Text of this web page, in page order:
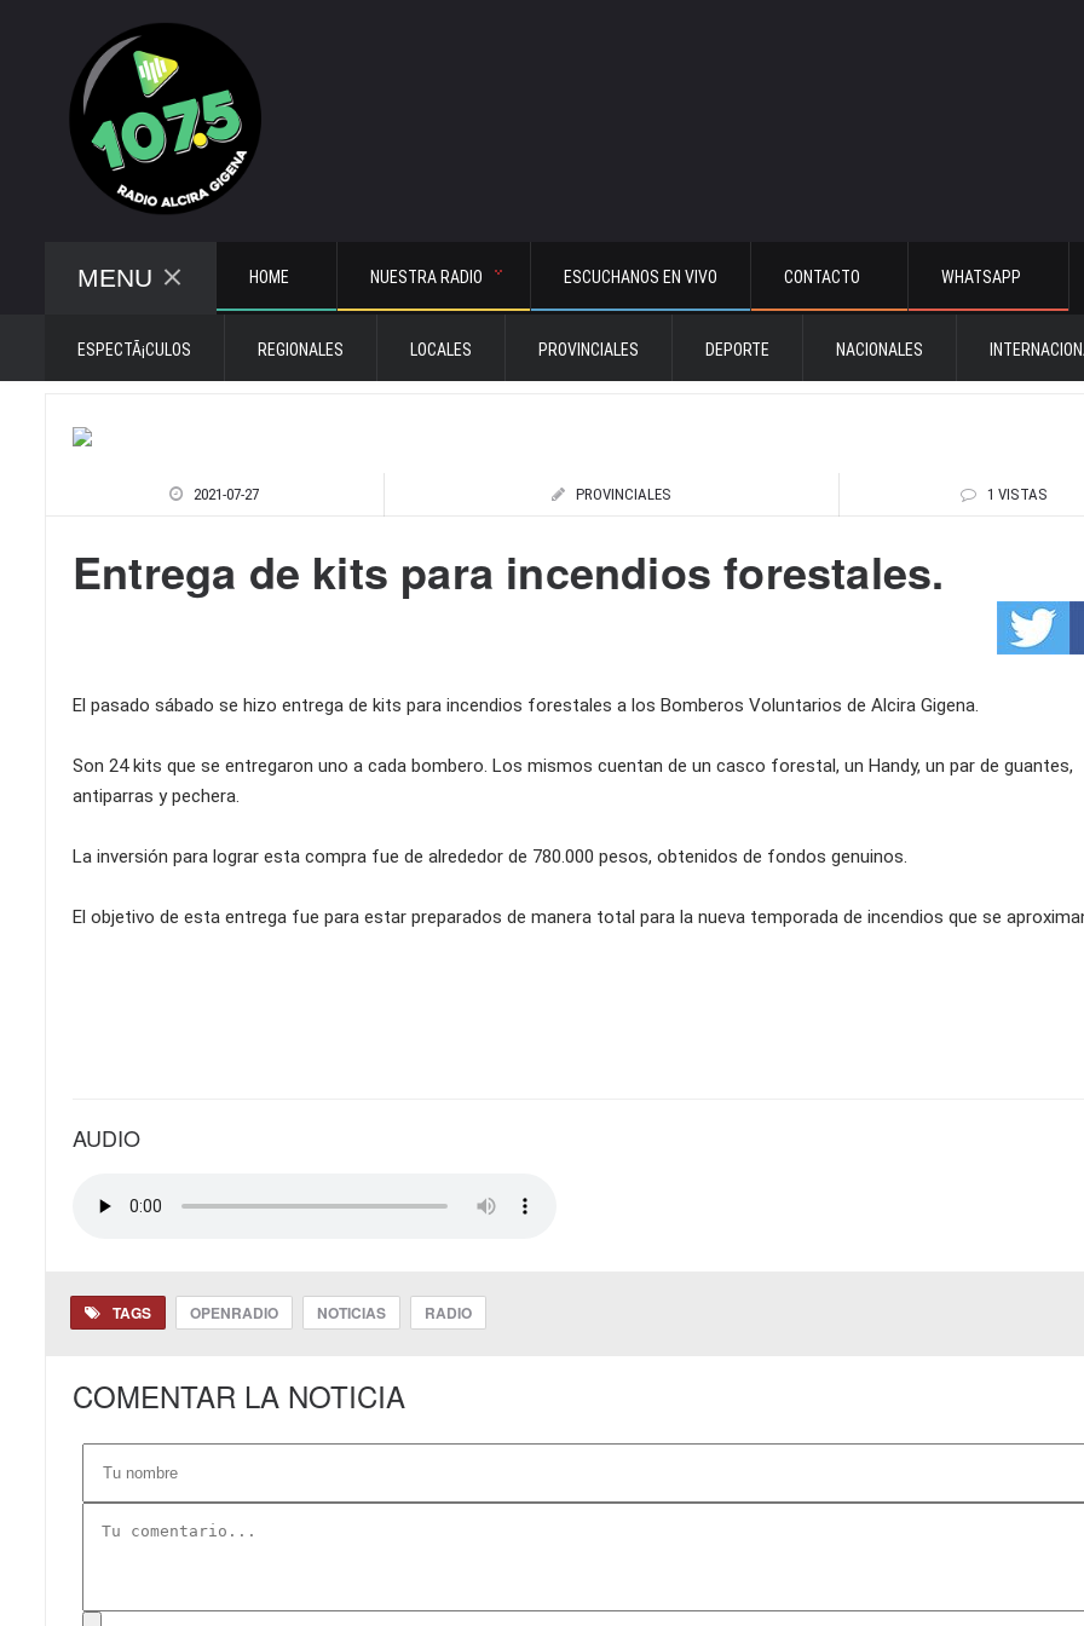
MENU HOME NUESTRA RADIO ESCUCHANOS EN VIVO CONTACTO WHATSAPP
ESPECTÃ¡CULOS REGIONALES LOCALES PROVINCIALES DEPORTE NACIONALES
2021-07-27 PROVINCIALES 1 VISTAS
Entrega de kits para incendios forestales.
El pasado sábado se hizo entrega de kits para incendios forestales a los Bomberos Voluntarios de Alcira Gigena.
Son 24 kits que se entregaron uno a cada bombero. Los mismos cuentan de un casco forestal, un Handy, un par de guantes,
antiparras y pechera.
La inversión para lograr esta compra fue de alrededor de 780.000 pesos, obtenidos de fondos genuinos.
El objetivo de esta entrega fue para estar preparados de manera total para la nueva temporada de incendios que se
AUDIO
TAGS OPENRADIO NOTICIAS RADIO
COMENTAR LA NOTICIA